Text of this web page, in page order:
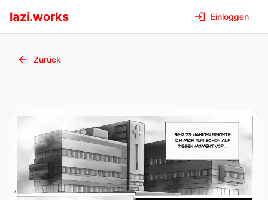
lazi.works Einloggen
Zurück